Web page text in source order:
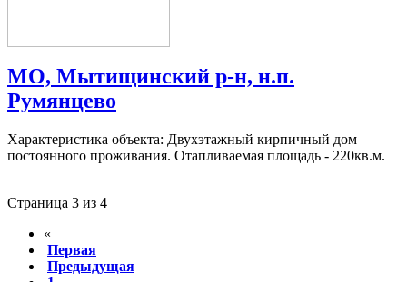
МО, Мытищинский р-н, н.п.
Румянцево
Характеристика объекта: Двухэтажный кирпичный дом
постоянного проживания. Отапливаемая площадь - 220кв.м.
Страница 3 из 4
«
Первая
Предыдущая